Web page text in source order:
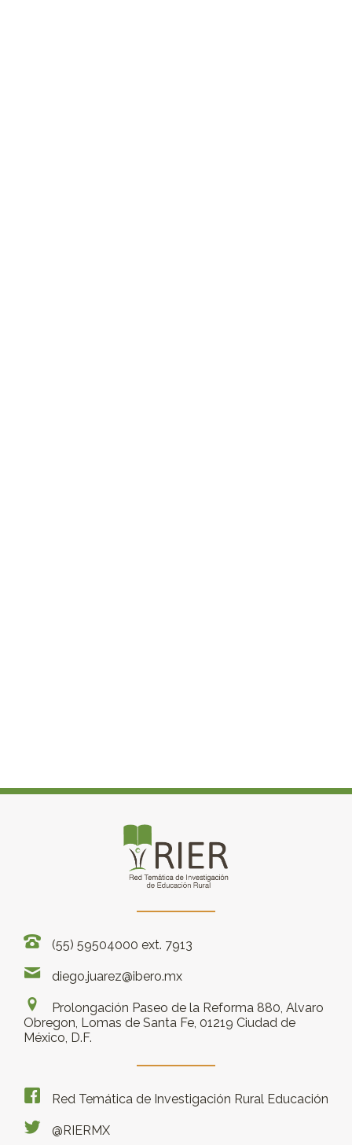
(55) 59504000 ext. 7913
diego.juarez@ibero.mx
Prolongación Paseo de la Reforma 880, Alvaro
Obregon, Lomas de Santa Fe, 01219 Ciudad de
México, D.F.
Red Temática de Investigación Rural Educación
@RIERMX